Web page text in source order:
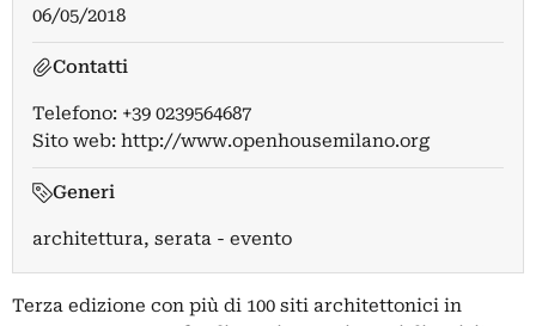
06/05/2018
Contatti
Telefono: +39 0239564687
Sito web: http://www.openhousemilano.org
Generi
architettura, serata - evento
Terza edizione con più di 100 siti architettonici in